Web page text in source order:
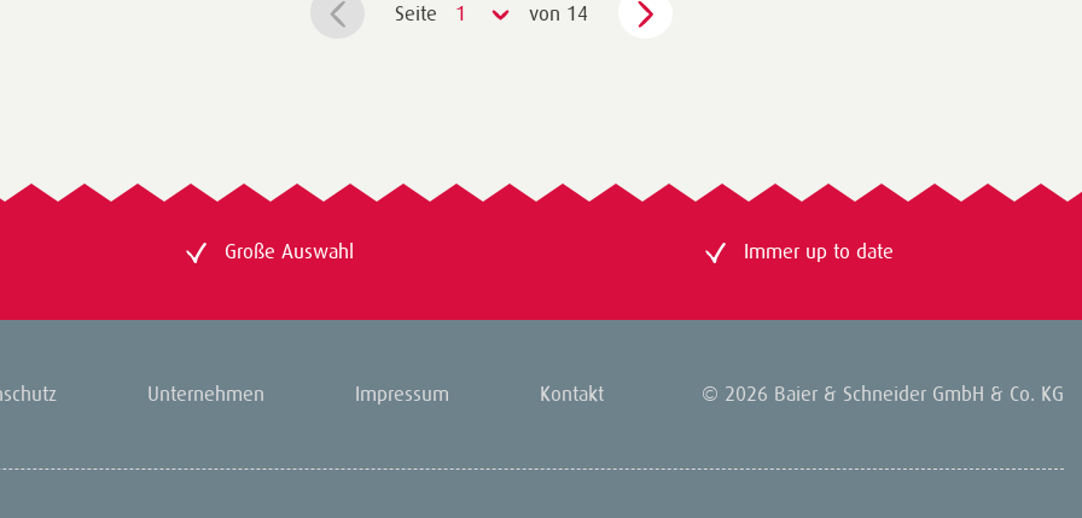
Seite 1 von 14
Große Auswahl Immer up to date
Unternehmen Impressum Kontakt © 2026 Baier & Schneider GmbH & Co. KG